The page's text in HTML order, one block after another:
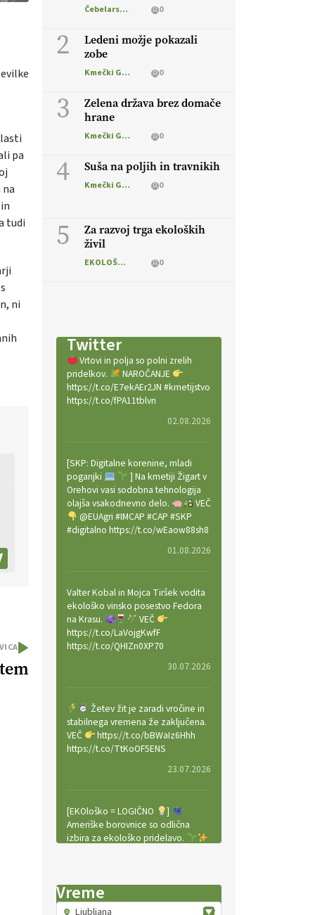
pa
tudi
ni
Čebelarstvo 0
2
Ledeni možje pokazali
zobe
Kmečki Glas 0
3
Zelena država brez domače
hrane
Kmečki Glas 0
4 Suša na poljih in travnikih
Kmečki Glas 0
5
Za razvoj trga ekoloških
živil
EKOLOŠKO LOGIČNO 0
Twitter
Vrtovi in polja so polni zrelih
pridelkov.
NAROČANJE
https://t.co/E7ekAEr2JN #kmetijstvo
https://t.co/fPA11tblvn
02.08.2026
[SKP: Digitalne korenine, mladi
poganjki
] Na kmetiji Žigart v
Orehovi vasi sodobna tehnologija
olajša vsakodnevno delo.
VEČ
@EUAgri #IMCAP #CAP #SKP
#digitalno https://t.co/wEaow88sh8
01.08.2026
Valter Kobal in Mojca Tiršek vodita
ekološko vinsko posestvo Fedora
na Krasu.
VEČ
https://t.co/LaVojgKwfF
https://t.co/QHIZn0XP70
30.07.2026
Žetev žit je zaradi vročine in
stabilnega vremena že zaključena.
VEČ
https://t.co/bBWaIz6Hhh
https://t.co/TtKoOF5ENS
23.07.2026
[EKOloško = LOGIČNO
]
Ameriške borovnice so odlična
izbira za ekološko pridelavo.
22.07.2026
Vreme
Ljubljana